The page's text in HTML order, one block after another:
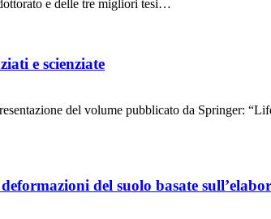
e delle tre migliori tesi…
e scienziate
del volume pubblicato da Springer:
del suolo basate